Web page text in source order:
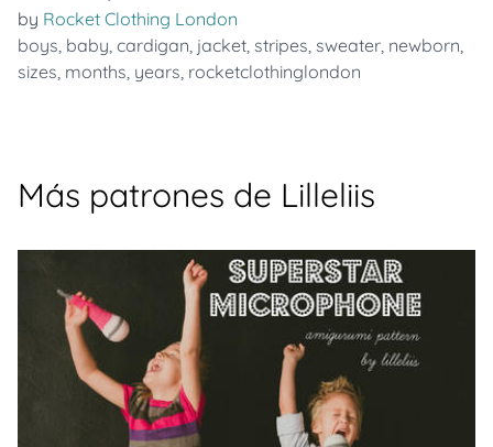
by Rocket Clothing London
boys, baby, cardigan, jacket, stripes, sweater, newborn,
sizes, months, years, rocketclothinglondon
Más patrones de Lilleliis